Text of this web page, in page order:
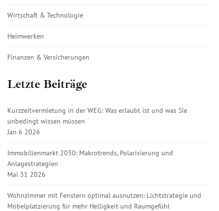
Wirtschaft & Technologie
Heimwerken
Finanzen & Versicherungen
Letzte Beiträge
Kurzzeitvermietung in der WEG: Was erlaubt ist und was Sie
unbedingt wissen müssen
Jan 6 2026
Immobilienmarkt 2030: Makrotrends, Polarisierung und
Anlagestrategien
Mai 31 2026
Wohnzimmer mit Fenstern optimal ausnutzen: Lichtstrategie und
Möbelplatzierung für mehr Helligkeit und Raumgefühl